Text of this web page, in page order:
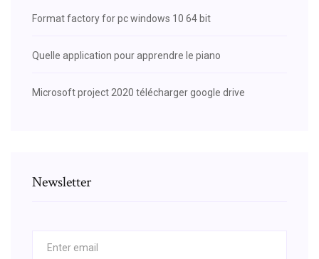
Format factory for pc windows 10 64 bit
Quelle application pour apprendre le piano
Microsoft project 2020 télécharger google drive
Newsletter